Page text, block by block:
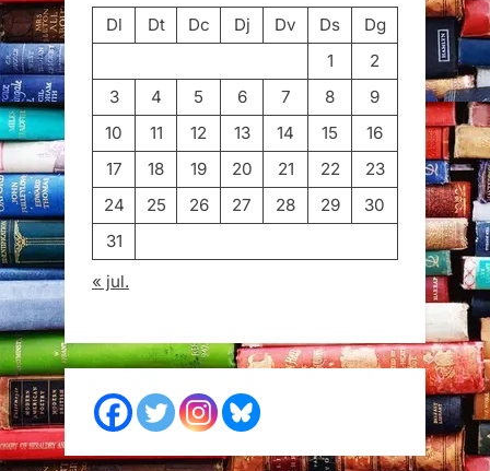
Dl
Dt Dc Dj Dv Ds
Dg
1
2
3
4 5 6 7 8
9
10
11 12 13 14 15
16
17
18 19 20 21 22
23
24
25 26 27 28 29
30
31
« jul.